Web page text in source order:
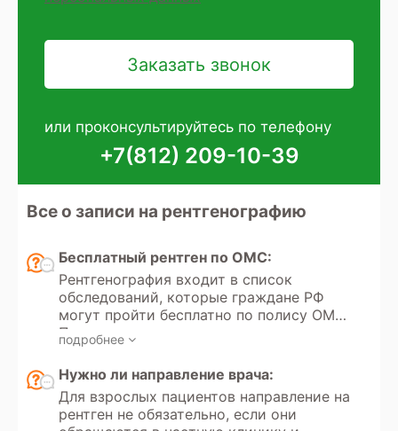
или проконсультируйтесь по телефону
+7(812) 209-10-39
Все о записи на рентгенографию
Бесплатный рентген по ОМС:
Рентгенография входит в список
обследований, которые граждане РФ
могут пройти бесплатно по полису ОМС.
Получение направления на
рентгенографию регулируется
Федеральным законом РФ «Об
обязательном медицинском
страховании» №323. Кроме того, в
России доступно прохождение
подробнее
Нужно ли направление врача:
Для взрослых пациентов направление на
рентген не обязательно, если они